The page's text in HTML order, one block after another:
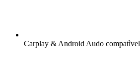
Carplay & Android Audo compatìvel